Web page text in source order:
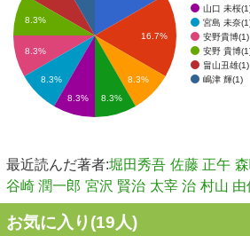
山口 未桜
宮島 未奈
安野貴博(1)
安野 貴博
畠山丑雄(1)
嶋津 輝(1)
16.7%
8.3%
8.3%
8.3%
8.3%
8.3%
8.3%
最近読んだ著者:堀田秀吾 佐藤 正午
谷崎 潤一郎 宮沢 賢治 太宰 治 村山 由
お気に入り(19人)